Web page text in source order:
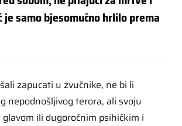
samo bjesomučno hrlilo prema
zapucati u zvučnike, ne bi li
nepodnošljivog terora, ali svoju
ili dugoročnim psihičkim i